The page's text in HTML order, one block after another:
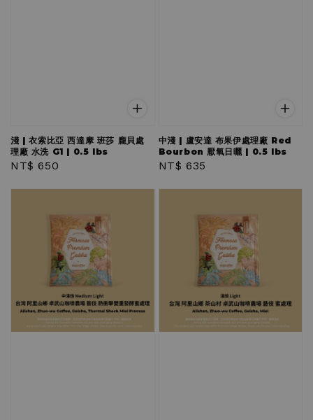
淺 | 衣索比亞 西達摩 班莎 龐貝處
理廠 水洗 G1 | 0.5 lbs
Regular
NT$ 650
中淺 | 盧安達 布果伊處理廠 Red
Bourbon 厭氧日曬 | 0.5 lbs
Regular
NT$ 635